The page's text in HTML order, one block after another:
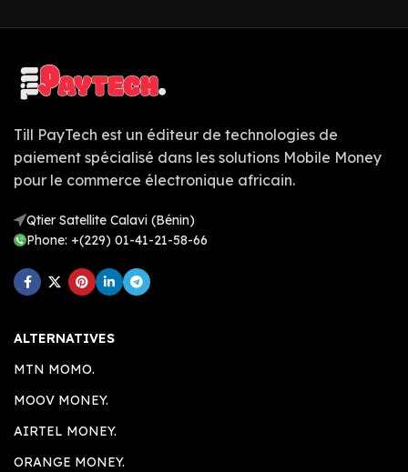
Till PayTech est un éditeur de technologies de
paiement spécialisé dans les solutions Mobile Money
pour le commerce électronique africain.
Qtier Satellite Calavi (Bénin)
Phone: +(229) 01-41-21-58-66
ALTERNATIVES
MTN MOMO.
MOOV MONEY.
AIRTEL MONEY.
ORANGE MONEY.